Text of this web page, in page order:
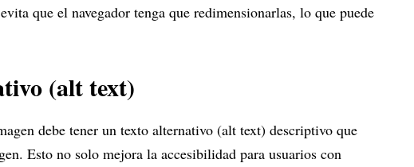
que el navegador tenga que redimensionarlas, lo que puede
(alt text)
debe tener un texto alternativo (alt text) descriptivo que
Esto no solo mejora la accesibilidad para usuarios con